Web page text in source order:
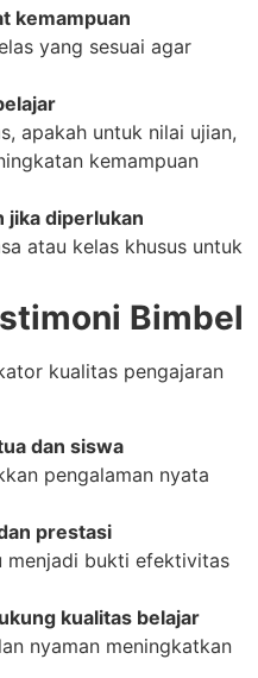
kemampuan
yang sesuai agar
apakah untuk nilai ujian,
kemampuan
jika diperlukan
atau kelas khusus untuk
Bimbel
kualitas pengajaran
dan siswa
pengalaman nyata
prestasi
menjadi bukti efektivitas
kualitas belajar
nyaman meningkatkan